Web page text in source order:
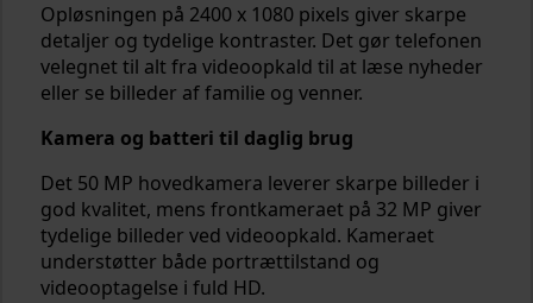
Opløsningen på 2400 x 1080 pixels giver skarpe
detaljer og tydelige kontraster. Det gør telefonen
velegnet til alt fra videoopkald til at læse nyheder
eller se billeder af familie og venner.
Kamera og batteri til daglig brug
Det 50 MP hovedkamera leverer skarpe billeder i
god kvalitet, mens frontkameraet på 32 MP giver
tydelige billeder ved videoopkald. Kameraet
understøtter både portrættilstand og
videooptagelse i fuld HD.